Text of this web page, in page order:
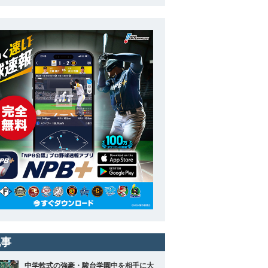
中学軟式の強豪・駿台学園中を相手に大